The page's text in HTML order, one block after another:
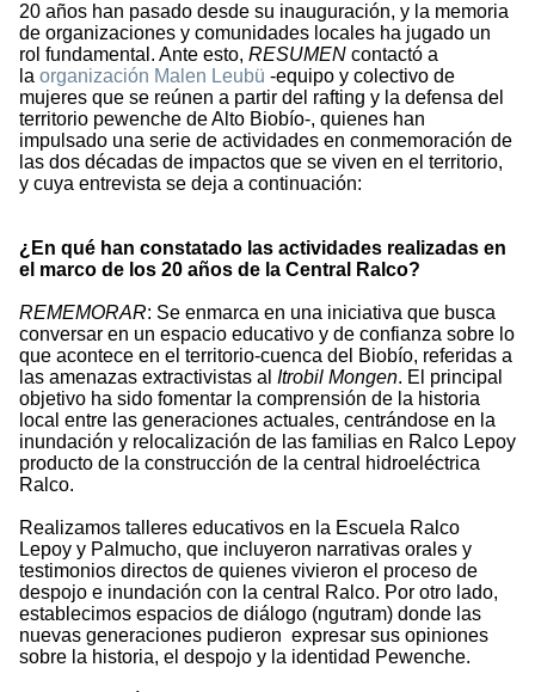
20 años han pasado desde su inauguración, y la memoria
de organizaciones y comunidades locales ha jugado un
rol fundamental. Ante esto, RESUMEN contactó a
la organización Malen Leubü -equipo y colectivo de
mujeres que se reúnen a partir del rafting y la defensa del
territorio pewenche de Alto Biobío-, quienes han
impulsado una serie de actividades en conmemoración de
las dos décadas de impactos que se viven en el territorio,
y cuya entrevista se deja a continuación:
¿En qué han constatado las actividades realizadas en
el marco de los 20 años de la Central Ralco?
REMEMORAR: Se enmarca en una iniciativa que busca
conversar en un espacio educativo y de confianza sobre lo
que acontece en el territorio-cuenca del Biobío, referidas a
las amenazas extractivistas al Itrobil Mongen. El principal
objetivo ha sido fomentar la comprensión de la historia
local entre las generaciones actuales, centrándose en la
inundación y relocalización de las familias en Ralco Lepoy
producto de la construcción de la central hidroeléctrica
Ralco.
Realizamos talleres educativos en la Escuela Ralco
Lepoy y Palmucho, que incluyeron narrativas orales y
testimonios directos de quienes vivieron el proceso de
despojo e inundación con la central Ralco. Por otro lado,
establecimos espacios de diálogo (ngutram) donde las
nuevas generaciones pudieron expresar sus opiniones
sobre la historia, el despojo y la identidad Pewenche.